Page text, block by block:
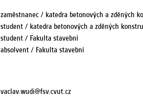
zaměstnanec / katedra betonových a zděných
student / katedra betonových a zděných
student / Fakulta stavební
absolvent / Fakulta stavební
vaclav.wudi@fsv.cvut.cz